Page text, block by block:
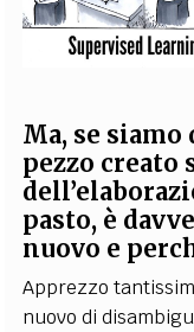
Ma, se
pezzo creato
pasto, è
nuovo e
Apprezzo
nuovo di